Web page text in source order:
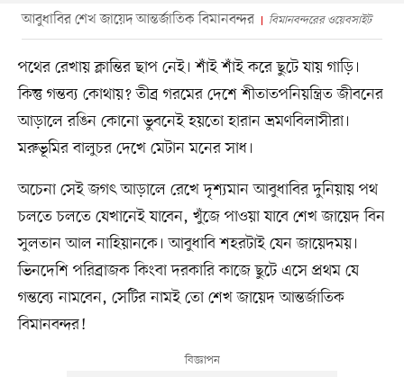
আবুধাবির শেখ জায়েদ আন্তর্জাতিক বিমানবন্দর বিমানবন্দরের ওয়েবসাইট
পথের রেখায় ক্লান্তির ছাপ নেই। শাঁই শাঁই করে ছুটে যায় গাড়ি।
কিন্তু গন্তব্য কোথায়? তীব্র গরমের দেশে শীতাতপনিয়ন্ত্রিত জীবনের
আড়ালে রঙিন কোনো ভুবনেই হয়তো হারান ভ্রমণবিলাসীরা।
মরুভূমির বালুচর দেখে মেটান মনের সাধ।
অচেনা সেই জগৎ আড়ালে রেখে দৃশ্যমান আবুধাবির দুনিয়ায় পথ
চলতে চলতে যেখানেই যাবেন, খুঁজে পাওয়া যাবে শেখ জায়েদ বিন
সুলতান আল নাহিয়ানকে। আবুধাবি শহরটাই যেন জায়েদময়।
ভিনদেশি পরিব্রাজক কিংবা দরকারি কাজে ছুটে এসে প্রথম যে
গন্তব্যে নামবেন, সেটির নামই তো শেখ জায়েদ আন্তর্জাতিক
বিমানবন্দর!